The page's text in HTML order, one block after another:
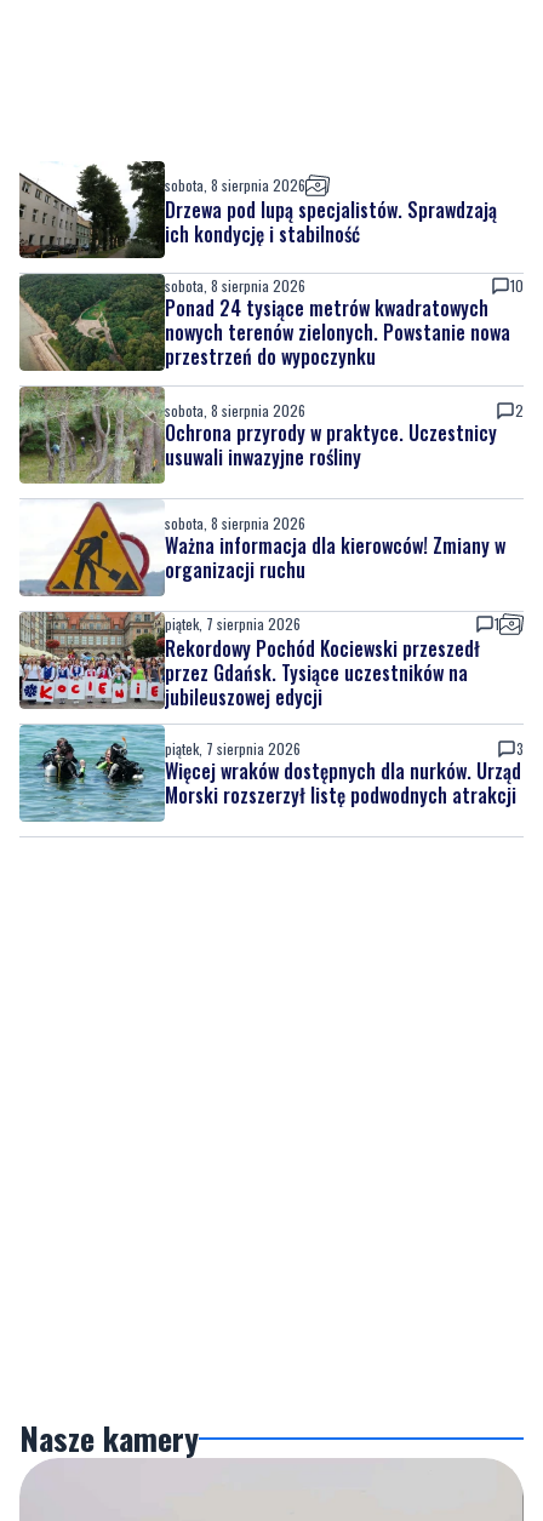
sobota, 8 sierpnia 2026
Drzewa pod lupą specjalistów. Sprawdzają
ich kondycję i stabilność
sobota, 8 sierpnia 2026 10
Ponad 24 tysiące metrów kwadratowych
nowych terenów zielonych. Powstanie nowa
przestrzeń do wypoczynku
sobota, 8 sierpnia 2026 2
Ochrona przyrody w praktyce. Uczestnicy
usuwali inwazyjne rośliny
sobota, 8 sierpnia 2026
Ważna informacja dla kierowców! Zmiany w
organizacji ruchu
piątek, 7 sierpnia 2026 1
Rekordowy Pochód Kociewski przeszedł
przez Gdańsk. Tysiące uczestników na
jubileuszowej edycji
piątek, 7 sierpnia 2026 3
Więcej wraków dostępnych dla nurków. Urząd
Morski rozszerzył listę podwodnych atrakcji
Nasze kamery